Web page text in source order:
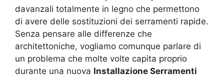
davanzali totalmente in legno che permettono
di avere delle sostituzioni dei serramenti rapide.
Senza pensare alle differenze che
architettoniche, vogliamo comunque parlare di
un problema che molte volte capita proprio
durante una nuova Installazione Serramenti